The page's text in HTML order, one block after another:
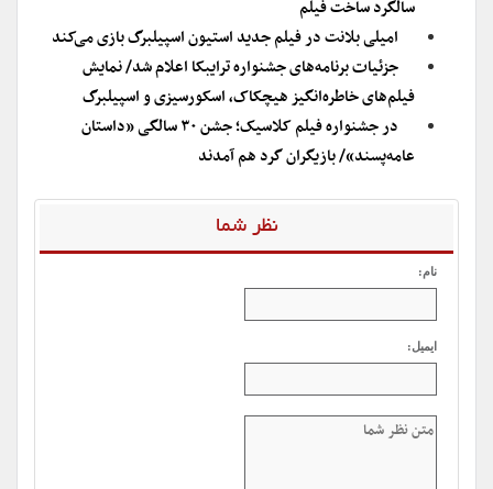
سالگرد ساخت فیلم
امیلی بلانت در فیلم جدید استیون اسپیلبرگ بازی می‌کند
جزئیات برنامه‌های جشنواره ترایبکا اعلام شد/ نمایش
فیلم‌های خاطره‌انگیز هیچکاک، اسکورسیزی و اسپیلبرگ
در جشنواره فیلم کلاسیک؛ جشن ۳۰ سالگی «داستان
عامه‌پسند»/ بازیگران گرد هم آمدند
نظر شما
نام:
ایمیل: